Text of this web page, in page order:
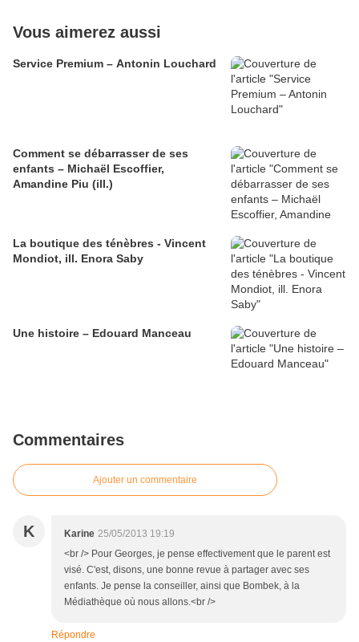
Vous aimerez aussi
Service Premium – Antonin Louchard
Comment se débarrasser de ses
enfants – Michaël Escoffier,
Amandine Piu (ill.)
La boutique des ténèbres - Vincent
Mondiot, ill. Enora Saby
Une histoire – Edouard Manceau
Commentaires
Ajouter un commentaire
K Karine 25/05/2013 19:19
<br /> Pour Georges, je pense effectivement que le parent est
visé. C'est, disons, une bonne revue à partager avec ses
enfants. Je pense la conseiller, ainsi que Bombek, à la
Médiathèque où nous allons.<br />
Répondre